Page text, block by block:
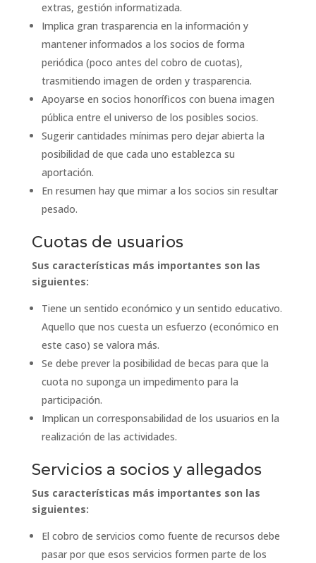
extras, gestión informatizada.
Implica gran trasparencia en la información y
mantener informados a los socios de forma
periódica (poco antes del cobro de cuotas),
trasmitiendo imagen de orden y trasparencia.
Apoyarse en socios honoríficos con buena imagen
pública entre el universo de los posibles socios.
Sugerir cantidades mínimas pero dejar abierta la
posibilidad de que cada uno establezca su
aportación.
En resumen hay que mimar a los socios sin resultar
pesado.
Cuotas de usuarios
Sus características más importantes son las
siguientes:
Tiene un sentido económico y un sentido educativo.
Aquello que nos cuesta un esfuerzo (económico en
este caso) se valora más.
Se debe prever la posibilidad de becas para que la
cuota no suponga un impedimento para la
participación.
Implican un corresponsabilidad de los usuarios en la
realización de las actividades.
Servicios a socios y allegados
Sus características más importantes son las
siguientes:
El cobro de servicios como fuente de recursos debe
pasar por que esos servicios formen parte de los